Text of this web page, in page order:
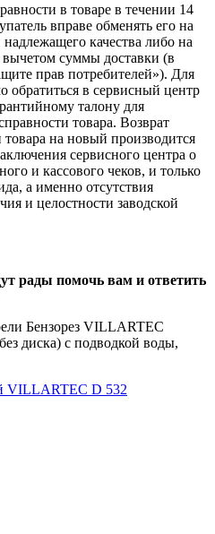
в товаре в течении 14
вправе обменять его на
качества либо на
вычетом суммы доставки (в
прав потребителей»). Для
обратиться в сервисный центр
талону для
товара. Возврат
на новый производится
сервисного центра о
и кассового чеков, и только
а именно отсутствия
и целостности заводской
рады помочь вам и ответить
Бензорез VILLARTEC
диска) с подводкой воды,